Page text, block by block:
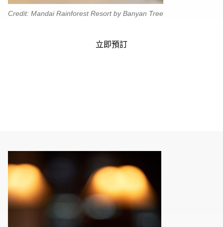
Credit: Mandai Rainforest Resort by Banyan Tree
立即預訂